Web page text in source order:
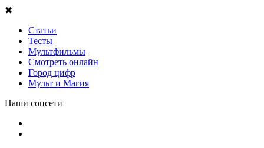
✖
Статьи
Тесты
Мультфильмы
Смотреть онлайн
Город цифр
Мульт и Магия
Наши соцсети